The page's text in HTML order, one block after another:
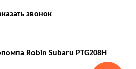
звонок
Robin Subaru PTG208H